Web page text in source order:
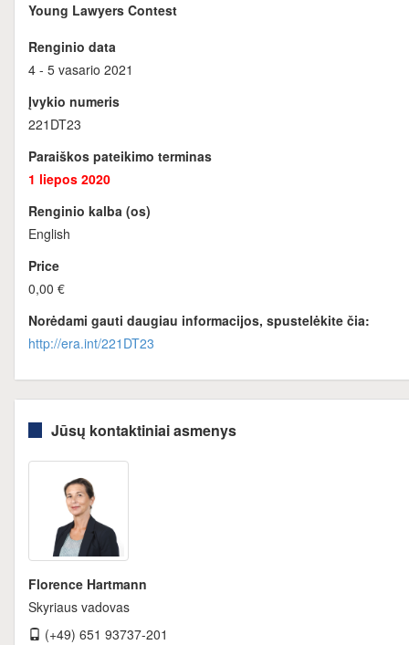
Young Lawyers Contest
Renginio data
4 - 5 vasario 2021
Įvykio numeris
221DT23
Paraiškos pateikimo terminas
1 liepos 2020
Renginio kalba (os)
English
Price
0,00 €
Norėdami gauti daugiau informacijos, spustelėkite čia:
http://era.int/221DT23
Jūsų kontaktiniai asmenys
Florence Hartmann
Skyriaus vadovas
(+49) 651 93737-201